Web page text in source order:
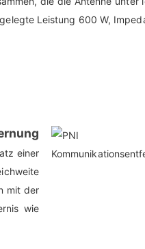
Leistung 600 W,
einer
mit der
wie